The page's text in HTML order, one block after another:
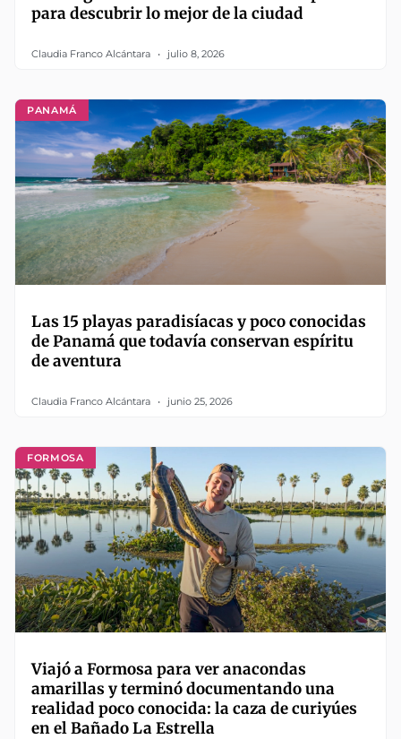
para descubrir lo mejor de la ciudad
Claudia Franco Alcántara julio 8, 2026
PANAMÁ
Las 15 playas paradisíacas y poco conocidas
de Panamá que todavía conservan espíritu
de aventura
Claudia Franco Alcántara junio 25, 2026
FORMOSA
Viajó a Formosa para ver anacondas
amarillas y terminó documentando una
realidad poco conocida: la caza de curiyúes
en el Bañado La Estrella